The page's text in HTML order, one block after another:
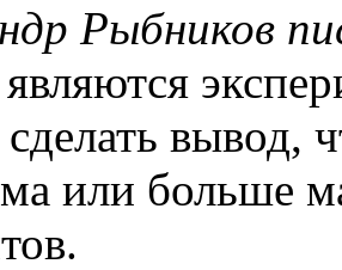
Рыбников
вывод,
или больше